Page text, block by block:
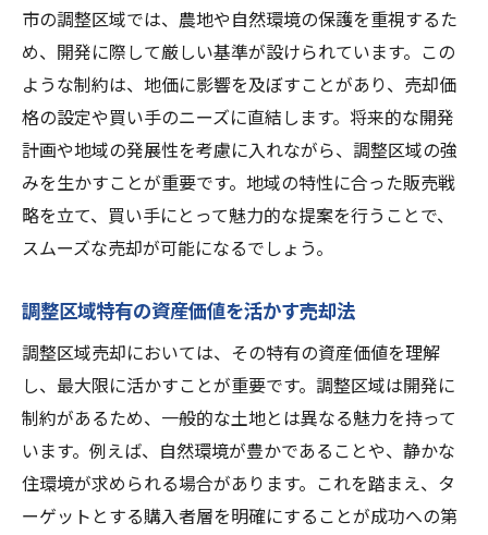
市の調整区域では、農地や自然環境の保護を重視するた
め、開発に際して厳しい基準が設けられています。この
ような制約は、地価に影響を及ぼすことがあり、売却価
格の設定や買い手のニーズに直結します。将来的な開発
計画や地域の発展性を考慮に入れながら、調整区域の強
みを生かすことが重要です。地域の特性に合った販売戦
略を立て、買い手にとって魅力的な提案を行うことで、
スムーズな売却が可能になるでしょう。
調整区域特有の資産価値を活かす売却法
調整区域売却においては、その特有の資産価値を理解
し、最大限に活かすことが重要です。調整区域は開発に
制約があるため、一般的な土地とは異なる魅力を持って
います。例えば、自然環境が豊かであることや、静かな
住環境が求められる場合があります。これを踏まえ、タ
ーゲットとする購入者層を明確にすることが成功への第